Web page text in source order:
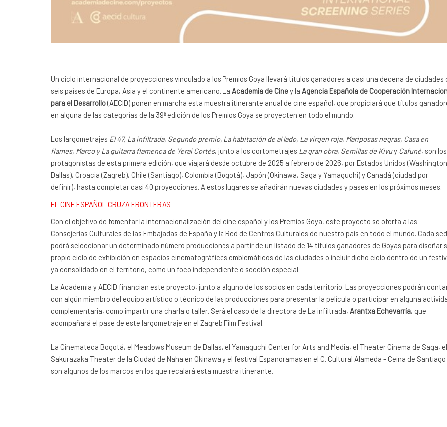
Un ciclo internacional de proyecciones vinculado a los Premios Goya llevará títulos ganadores a casi una decena de ciudades
seis países de Europa, Asia y el continente americano. La Academia de Ciney la Agencia Española de Cooperación
para el Desarrollo(AECID) ponen en marcha esta muestra itinerante anual de cine español, que propiciará que títulos
en alguna de las categorías de la 39ª edición de los Premios Goya se proyecten en todo el mundo.
Los largometrajes El 47, La infiltrada, Segundo premio, La habitación de al lado, La virgen roja, Mariposas negras, Casa en
flames, Marco y La guitarra flamenca de Yerai Cortés, junto a los cortometrajes La gran obra, Semillas de Kivuy Cafuné, son los
protagonistas de esta primera edición, que viajará desde octubre de 2025 a febrero de 2026, por Estados Unidos
Dallas), Croacia (Zagreb), Chile (Santiago), Colombia (Bogotá), Japón (Okinawa, Saga y Yamaguchi) y Canadá (ciudad por
definir), hasta completar casi 40 proyecciones. A estos lugares se añadirán nuevas ciudades y pases en los próximos meses.
EL CINE ESPAÑOL CRUZA FRONTERAS
Con el objetivo de fomentar la internacionalización del cine español y los Premios Goya, este proyecto se oferta a las
Consejerías Culturales de las Embajadas de España y la Red de Centros Culturales de nuestro país en todo el mundo. Cada
podrá seleccionar un determinado número producciones a partir de un listado de 14 títulos ganadores de Goyas para diseñar
propio ciclo de exhibición en espacios cinematográficos emblemáticos de las ciudades o incluir dicho ciclo dentro de un
ya consolidado en el territorio, como un foco independiente o sección especial.
La Academia y AECID financian este proyecto, junto a alguno de los socios en cada territorio. Las proyecciones podrán
con algún miembro del equipo artístico o técnico de las producciones para presentar la película o participar en alguna
complementaria, como impartir una charla o taller. Será el caso de la directora de La infiltrada, Arantxa Echevarría, que
acompañará el pase de este largometraje en el Zagreb Film Festival.
La Cinemateca Bogotá, el Meadows Museum de Dallas, el Yamaguchi Center for Arts and Media, el Theater Cinema de Saga, el
Sakurazaka Theater de la Ciudad de Naha en Okinawa y el festival Espanoramas en el C. Cultural Alameda - Ceina de Santiago
son algunos de los marcos en los que recalará esta muestra itinerante.